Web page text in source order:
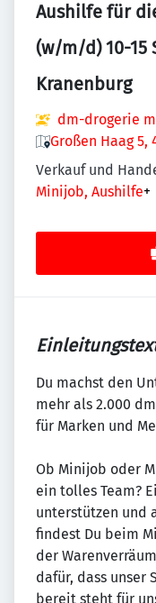
Aushilfe für
(w/m/d) 10-15
Kranenburg
dm-drogerie
Großen Haag 5,
Verkauf und
Minijob, Aushilfe+
Du machst den
mehr als 2.000
für Marken und
Ob Minijob oder
ein tolles Team?
unterstützen und
findest Du beim
der
dafür, dass unser
bereit steht für